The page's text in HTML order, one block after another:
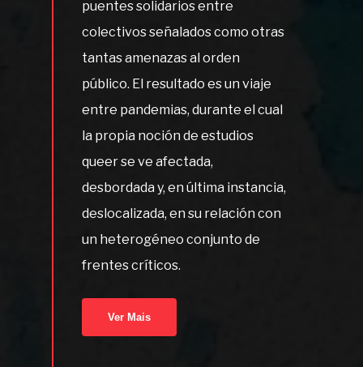
puentes solidarios entre
colectivos señalados como otras
tantas amenazas al orden
público. El resultado es un viaje
entre pandemias, durante el cual
la propia noción de estudios
queer se ve afectada,
desbordada y, en última instancia,
deslocalizada, en su relación con
un heterogéneo conjunto de
frentes críticos.
Ver Mais